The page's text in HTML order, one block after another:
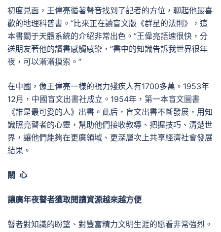
初度見面，王偉亮循著聲音找到了記者的方位，聊起他最喜
歡的地理科普書。“比來正在讀盲文版《群星的法則》，這
本書關于天體系統的介紹非常出色。”王偉亮語速很快，分
送朋友著他的讀書感觸感染，“書中的知識告訴我世界很年
夜，可以漸漸摸索。”
在中國，像王偉亮一樣的視力殘疾人有1700多萬。1953年
12月，中國盲文出書社成立。1954年，第一本盲文圖書
《誰是最可愛的人》出書。此后，盲文出書不斷發展，用知
識照亮瞽者的心靈，幫助他們接收教導、把握技巧、清楚世
界，讓他們能夠在更廣領域、更深層次上共享經濟社會發展
結果。
關 心
讓廣年夜瞽者獲取閱讀資源越來越方便
瞽者對知識的盼望、對豐富精力文明生涯的愿看非常強烈。